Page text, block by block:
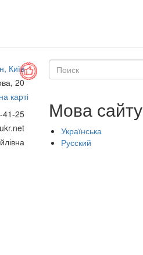
Київ
20
карті
41-25
Поиск
Мова сайту
Українська
Русский